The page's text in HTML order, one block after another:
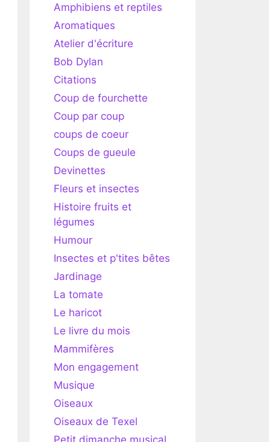
Amphibiens et reptiles
Aromatiques
Atelier d'écriture
Bob Dylan
Citations
Coup de fourchette
Coup par coup
coups de coeur
Coups de gueule
Devinettes
Fleurs et insectes
Histoire fruits et
légumes
Humour
Insectes et p'tites bêtes
Jardinage
La tomate
Le haricot
Le livre du mois
Mammifères
Mon engagement
Musique
Oiseaux
Oiseaux de Texel
Petit dimanche musical